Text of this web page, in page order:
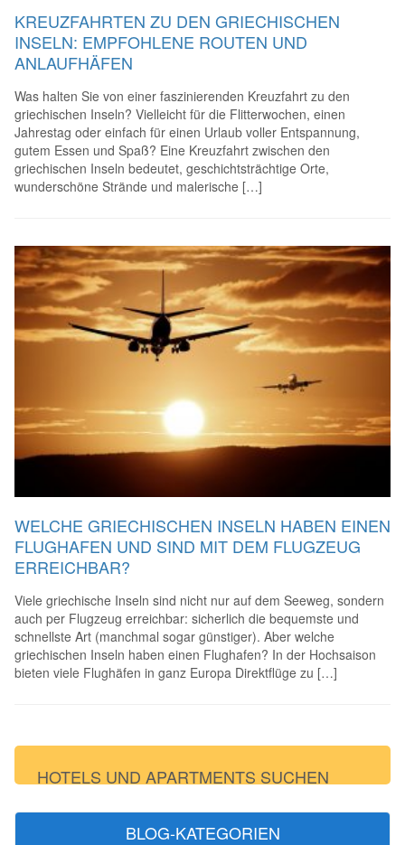
KREUZFAHRTEN ZU DEN GRIECHISCHEN
INSELN: EMPFOHLENE ROUTEN UND
ANLAUFHÄFEN
Was halten Sie von einer faszinierenden Kreuzfahrt zu den
griechischen Inseln? Vielleicht für die Flitterwochen, einen
Jahrestag oder einfach für einen Urlaub voller Entspannung,
gutem Essen und Spaß? Eine Kreuzfahrt zwischen den
griechischen Inseln bedeutet, geschichtsträchtige Orte,
wunderschöne Strände und malerische […]
WELCHE GRIECHISCHEN INSELN HABEN EINEN
FLUGHAFEN UND SIND MIT DEM FLUGZEUG
ERREICHBAR?
Viele griechische Inseln sind nicht nur auf dem Seeweg, sondern
auch per Flugzeug erreichbar: sicherlich die bequemste und
schnellste Art (manchmal sogar günstiger). Aber welche
griechischen Inseln haben einen Flughafen? In der Hochsaison
bieten viele Flughäfen in ganz Europa Direktflüge zu […]
HOTELS UND APARTMENTS SUCHEN
BLOG-KATEGORIEN